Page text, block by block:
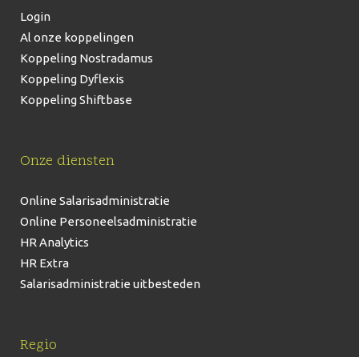
Login
Al onze koppelingen
Koppeling Nostradamus
Koppeling Dyflexis
Koppeling Shiftbase
Onze diensten
Online Salarisadministratie
Online Personeelsadministratie
HR Analytics
HR Extra
Salarisadministratie uitbesteden
Regio